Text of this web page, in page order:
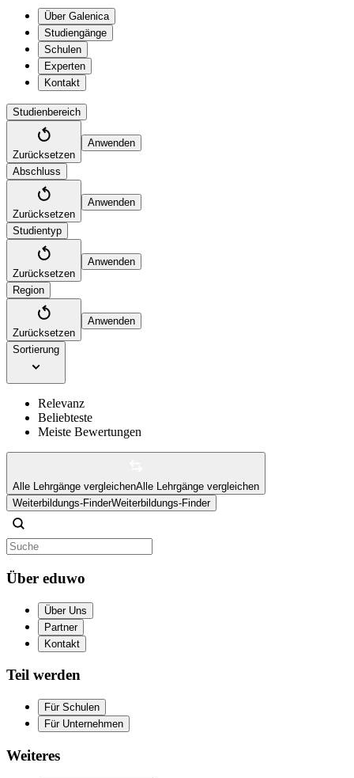
Über Galenica
Studiengänge
Schulen
Experten
Kontakt
Studienbereich
Zurücksetzen
Anwenden
Abschluss
Zurücksetzen
Anwenden
Studientyp
Zurücksetzen
Anwenden
Region
Zurücksetzen
Anwenden
Sortierung
Relevanz
Beliebteste
Meiste Bewertungen
Alle Lehrgänge vergleichenAlle Lehrgänge vergleichen
Weiterbildungs-FinderWeiterbildungs-Finder
Über eduwo
Über Uns
Partner
Kontakt
Teil werden
Für Schulen
Für Unternehmen
Weiteres